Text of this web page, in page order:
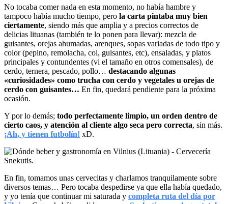
No tocaba comer nada en esta momento, no había hambre y
tampoco había mucho tiempo, pero la carta pintaba muy bien
ciertamente, siendo más que amplia y a precios correctos de
delicias lituanas (también te lo ponen para llevar): mezcla de
guisantes, orejas ahumadas, arenques, sopas variadas de todo tipo y
color (pepino, remolacha, col, guisantes, etc), ensaladas, y platos
principales y contundentes (vi el tamaño en otros comensales), de
cerdo, ternera, pescado, pollo… destacando algunas
«curiosidades» como trucha con cerdo y vegetales u orejas de
cerdo con guisantes… En fin, quedará pendiente para la próxima
ocasión.
Y por lo demás; todo perfectamente limpio, un orden dentro de
cierto caos, y atención al cliente algo seca pero correcta, sin más.
¡Ah, y tienen futbolín! xD.
En fin, tomamos unas cervecitas y charlamos tranquilamente sobre
diversos temas… Pero tocaba despedirse ya que ella había quedado,
y yo tenía que continuar mi saturada y completa ruta del día por